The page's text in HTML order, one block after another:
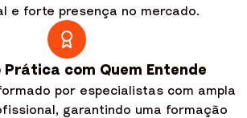
e forte presença no mercado.
Prática com Quem Entende
por especialistas com ampla
garantindo uma formação